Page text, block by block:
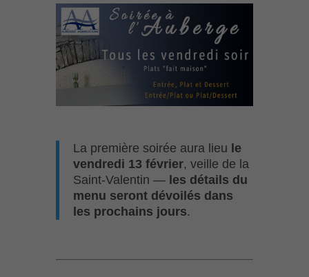
La première soirée aura lieu le
vendredi 13 février, veille de la
Saint-Valentin — les détails du
menu seront dévoilés dans
les prochains jours.